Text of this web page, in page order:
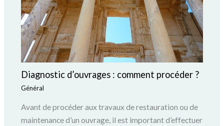
Diagnostic d’ouvrages : comment procéder ?
Général
Avant de procéder aux travaux de restauration ou de
maintenance d’un ouvrage, il est important d’effectuer